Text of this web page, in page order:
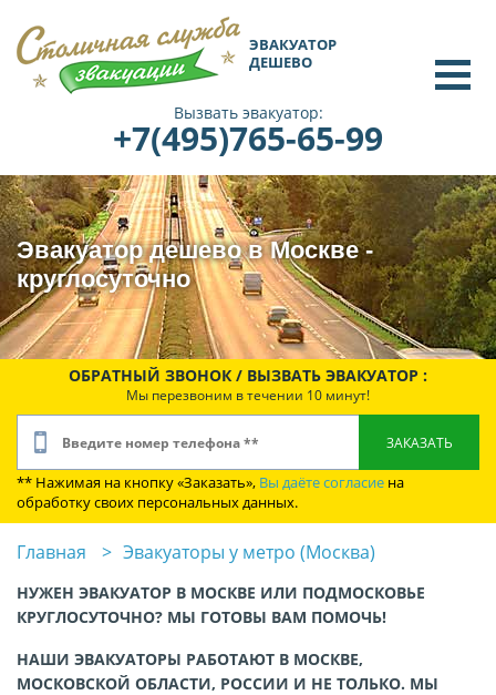
ЭВАКУАТОР
ДЕШЕВО
Вызвать эвакуатор:
+7(495)765-65-99
Эвакуатор дешево в Москве -
круглосуточно
ОБРАТНЫЙ ЗВОНОК / ВЫЗВАТЬ ЭВАКУАТОР :
Мы перезвоним в течении 10 минут!
** Нажимая на кнопку «Заказать», Вы даёте согласие на
обработку своих персональных данных.
Главная Эвакуаторы у метро (Москва)
НУЖЕН ЭВАКУАТОР В МОСКВЕ ИЛИ ПОДМОСКОВЬЕ
КРУГЛОСУТОЧНО? МЫ ГОТОВЫ ВАМ ПОМОЧЬ!
НАШИ ЭВАКУАТОРЫ РАБОТАЮТ В МОСКВЕ,
МОСКОВСКОЙ ОБЛАСТИ, РОССИИ И НЕ ТОЛЬКО. МЫ